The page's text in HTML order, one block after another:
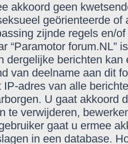
akkoord geen
geörienteerde
zijnde regels en/
“Paramotor forum.NL”
dergelijke berichten
van deelname aan dit
IP-adres van alle
U gaat akkoord
te verwijderen,
gaat u ermee
in een database.